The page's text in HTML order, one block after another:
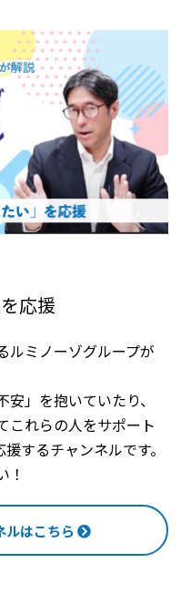
応援
ルミノーゾグループが
」を抱いていたり、
これらの人をサポート
するチャンネルです。
！
ルはこちら